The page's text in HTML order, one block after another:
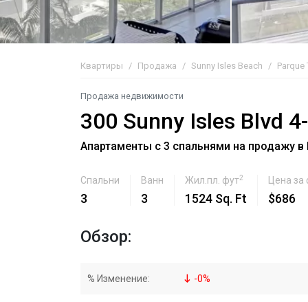
Квартиры Продажа Sunny Isles Beach Parque
Продажа недвижимости
300 Sunny Isles Blvd
Апартаменты с 3 спальнями на продажу в
Спальни
3
Ванн
3
Жил.пл. фут2
1524 Sq. Ft
Цена за
$686
Обзор:
% Изменение: -0%